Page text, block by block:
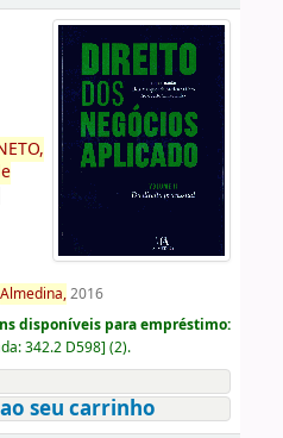
Almedina,2016
disponíveis para empréstimo:
342.2 D598] (2).
seu carrinho